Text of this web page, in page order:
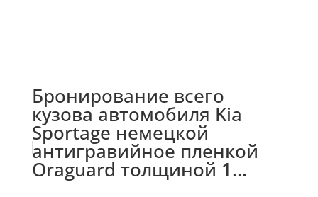
Бронирование всего
кузова автомобиля Kia
Sportage немецкой
антигравийное пленкой
Oraguard толщиной 1...